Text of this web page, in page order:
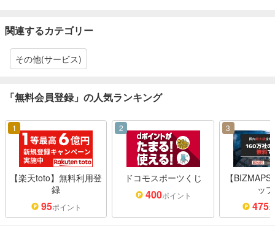
関連するカテゴリー
その他(サービス)
「無料会員登録」の人気ランキング
1
【楽天toto】無料利用登
録
95ポイント
2
ドコモスポーツくじ
400ポイント
3
【
ッ
475